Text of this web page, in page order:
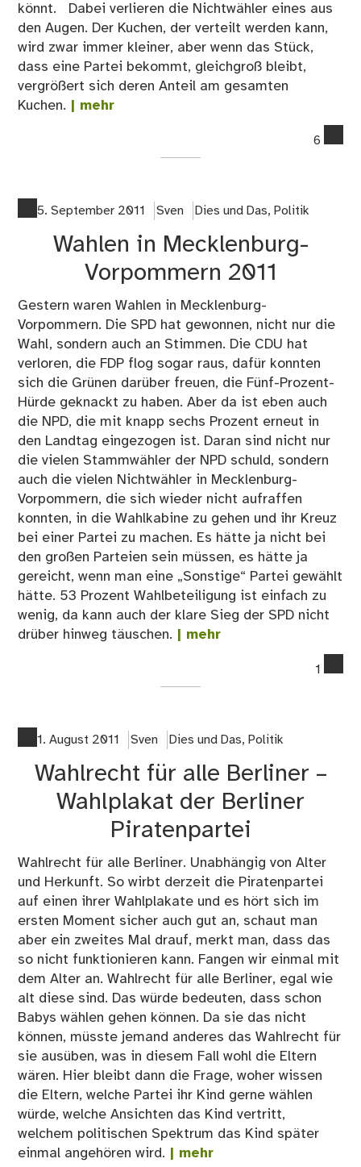
könnt. Dabei verlieren die Nichtwähler eines aus
den Augen. Der Kuchen, der verteilt werden kann,
wird zwar immer kleiner, aber wenn das Stück,
dass eine Partei bekommt, gleichgroß bleibt,
vergrößert sich deren Anteil am gesamten
Kuchen. | mehr
6
5. September 2011 Sven Dies und Das, Politik
Wahlen in Mecklenburg-
Vorpommern 2011
Gestern waren Wahlen in Mecklenburg-
Vorpommern. Die SPD hat gewonnen, nicht nur die
Wahl, sondern auch an Stimmen. Die CDU hat
verloren, die FDP flog sogar raus, dafür konnten
sich die Grünen darüber freuen, die Fünf-Prozent-
Hürde geknackt zu haben. Aber da ist eben auch
die NPD, die mit knapp sechs Prozent erneut in
den Landtag eingezogen ist. Daran sind nicht nur
die vielen Stammwähler der NPD schuld, sondern
auch die vielen Nichtwähler in Mecklenburg-
Vorpommern, die sich wieder nicht aufraffen
konnten, in die Wahlkabine zu gehen und ihr Kreuz
bei einer Partei zu machen. Es hätte ja nicht bei
den großen Parteien sein müssen, es hätte ja
gereicht, wenn man eine „Sonstige“ Partei gewählt
hätte. 53 Prozent Wahlbeteiligung ist einfach zu
wenig, da kann auch der klare Sieg der SPD nicht
drüber hinweg täuschen. | mehr
1
1. August 2011 Sven Dies und Das, Politik
Wahlrecht für alle Berliner –
Wahlplakat der Berliner
Piratenpartei
Wahlrecht für alle Berliner. Unabhängig von Alter
und Herkunft. So wirbt derzeit die Piratenpartei
auf einen ihrer Wahlplakate und es hört sich im
ersten Moment sicher auch gut an, schaut man
aber ein zweites Mal drauf, merkt man, dass das
so nicht funktionieren kann. Fangen wir einmal mit
dem Alter an. Wahlrecht für alle Berliner, egal wie
alt diese sind. Das würde bedeuten, dass schon
Babys wählen gehen können. Da sie das nicht
können, müsste jemand anderes das Wahlrecht für
sie ausüben, was in diesem Fall wohl die Eltern
wären. Hier bleibt dann die Frage, woher wissen
die Eltern, welche Partei ihr Kind gerne wählen
würde, welche Ansichten das Kind vertritt,
welchem politischen Spektrum das Kind später
einmal angehören wird. | mehr